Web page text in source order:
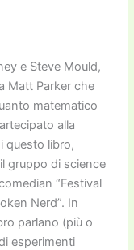
e Steve Mould,
Matt Parker che
matematico
alla
questo libro,
gruppo di science
“Festival
Nerd”. In
parlano (più o
esperimenti